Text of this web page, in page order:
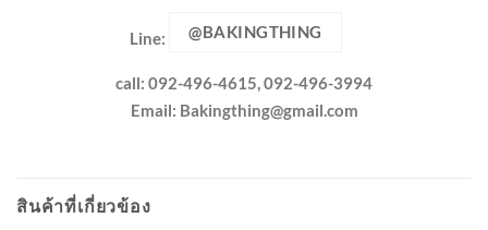
Line: @BAKINGTHING
call: 092-496-4615, 092-496-3994
Email: Bakingthing@gmail.com
สินค้าที่เกี่ยวข้อง